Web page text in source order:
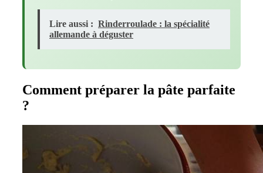
Lire aussi : Rinderroulade : la spécialité
allemande à déguster
Comment préparer la pâte parfaite
?